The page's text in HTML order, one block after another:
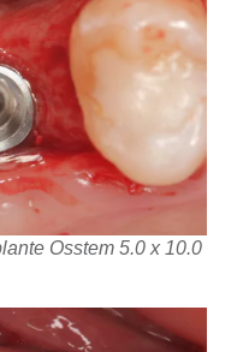
Osstem 5.0 x 10.0